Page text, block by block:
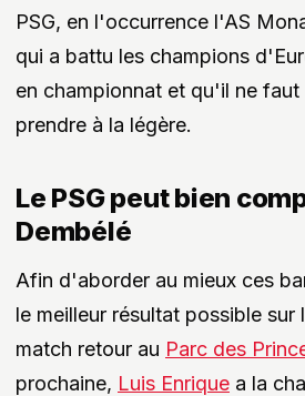
PSG, en l'occurrence l'AS
qui a battu les champions
en championnat et qu'il ne
prendre à la légère.
Le PSG peut bien
Dembélé
Afin d'aborder au mieux ces
le meilleur résultat possible sur
match retour au Parc des
prochaine, Luis Enrique a la